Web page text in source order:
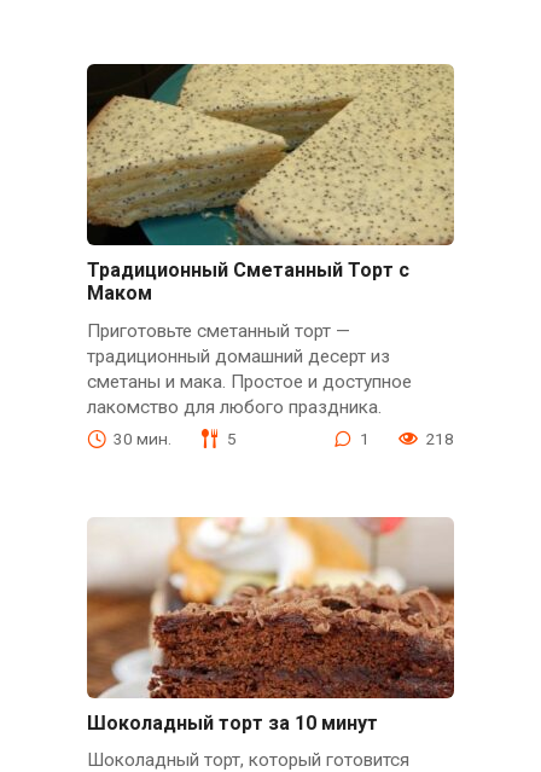
Традиционный Сметанный Торт с
Маком
Приготовьте сметанный торт —
традиционный домашний десерт из
сметаны и мака. Простое и доступное
лакомство для любого праздника.
30 мин. 5 1 218
Шоколадный торт за 10 минут
Шоколадный торт, который готовится